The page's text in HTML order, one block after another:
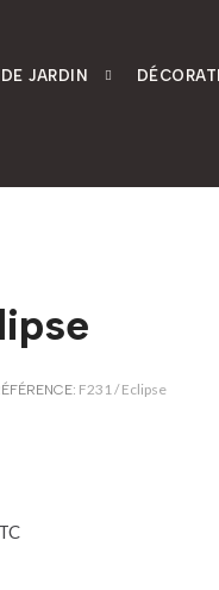
JARDIN
F231 / Eclipse